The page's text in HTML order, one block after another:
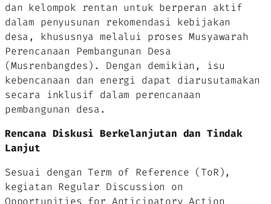
dan kelompok rentan untuk berperan aktif
dalam penyusunan rekomendasi kebijakan
desa, khususnya melalui proses Musyawarah
Perencanaan Pembangunan Desa
(Musrenbangdes). Dengan demikian, isu
kebencanaan dan energi dapat diarusutamakan
secara inklusif dalam perencanaan
pembangunan desa.
Rencana Diskusi Berkelanjutan dan Tindak
Lanjut
Sesuai dengan Term of Reference (ToR),
kegiatan Regular Discussion on
Opportunities for Anticipatory Action